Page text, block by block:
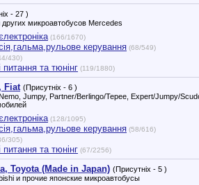
- 27 )
микроавтобусов Mercedes
(166/1670)
керування (68/549)
430)
питання та тюнінг (119/1880)
Fiat (Присутніх - 6 )
Jumpy, Partner/Berlingo/Tepee, Expert/Jumpy/
(128/1095)
керування (58/616)
305)
питання та тюнінг (67/2256)
Toyota (Made in Japan) (Присутніх - 5 )
и прочие японские микроавтобусы